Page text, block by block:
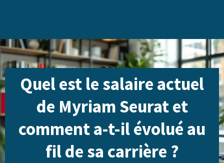
Quel est le salaire actuel
de Myriam Seurat et
comment a-t-il évolué au
fil de sa carrière ?